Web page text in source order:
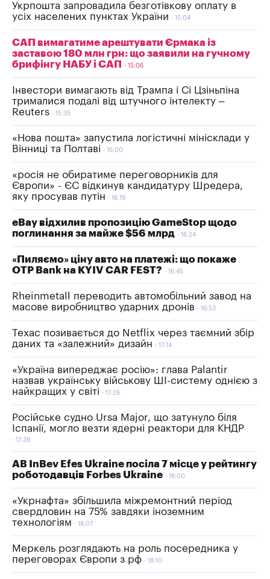
Укрпошта запровадила безготівкову оплату в
усіх населених пунктах України
15:04
САП вимагатиме арештувати Єрмака із
заставою 180 млн грн: що заявили на гучному
брифінгу НАБУ і САП
15:06
Інвестори вимагають від Трампа і Сі Цзіньпіна
трималися подалі від штучного інтелекту –
Reuters
15:35
«Нова пошта» запустила логістичні мінісклади у
Вінниці та Полтаві
16:00
«росія не обиратиме переговорників для
Європи» - ЄС відкинув кандидатуру Шредера,
яку просував путін
16:19
eBay відхилив пропозицію GameStop щодо
поглинання за майже $56 млрд
16:24
«Пиляємо» ціну авто на платежі: що покаже
OTP Bank на KYIV CAR FEST?
16:45
Rheinmetall переводить автомобільний завод на
масове виробництво ударних дронів
16:53
Техас позивається до Netflix через таємний збір
даних та «залежний» дизайн
17:14
«Україна випереджає росію»: глава Palantir
назвав українську військову ШI-систему однією з
найкращих у світі
17:26
Російське судно Ursa Major, що затунуло біля
Іспанії, могло везти ядерні реактори для КНДР
17:39
AB InBev Efes Ukraine посіла 7 місце у рейтингу
роботодавців Forbes Ukraine
18:00
«Укрнафта» збільшила міжремонтний період
свердловин на 75% завдяки іноземним
технологіям
18:07
Меркель розглядають на роль посередника у
переговорах Європи з рф
18:10